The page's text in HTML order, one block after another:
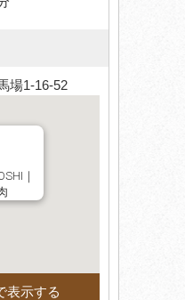
場1-16-52
｜
表示する